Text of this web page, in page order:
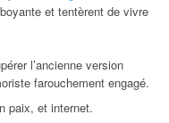
et tentèrent de vivre
l’ancienne version
farouchement engagé.
paix, et internet.